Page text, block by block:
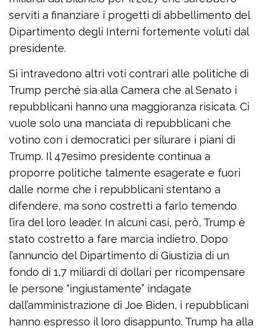
serviti a finanziare i progetti di abbellimento del
Dipartimento degli Interni fortemente voluti dal
presidente.
Si intravedono altri voti contrari alle politiche di
Trump perché sia alla Camera che al Senato i
repubblicani hanno una maggioranza risicata. Ci
vuole solo una manciata di repubblicani che
votino con i democratici per silurare i piani di
Trump. Il 47esimo presidente continua a
proporre politiche talmente esagerate e fuori
dalle norme che i repubblicani stentano a
difendere, ma sono costretti a farlo temendo
l’ira del loro leader. In alcuni casi, però, Trump è
stato costretto a fare marcia indietro. Dopo
l’annuncio del Dipartimento di Giustizia di un
fondo di 1,7 miliardi di dollari per ricompensare
le persone “ingiustamente” indagate
dall’amministrazione di Joe Biden, i repubblicani
hanno espresso il loro disappunto. Trump ha alla